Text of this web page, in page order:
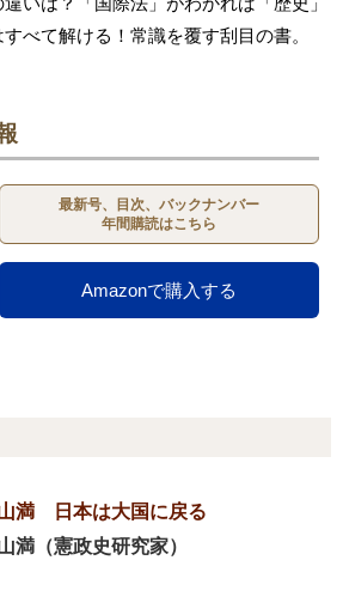
べて解ける！常識を覆す刮目の書。
最新号、目次、バックナンバー
年間購読はこちら
Amazonで購入する
満 日本は大国に戻る
満（憲政史研究家）